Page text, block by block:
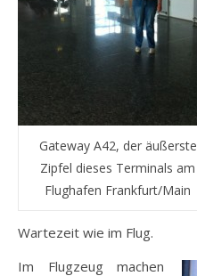
Gateway A42, der äußerste
Zipfel dieses Terminals am
Flughafen Frankfurt/Main
Wartezeit wie im Flug.
Im Flugzeug machen